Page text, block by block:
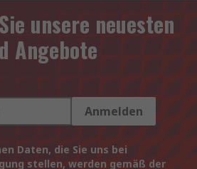
unsere neuesten
Angebote
Anmelden
Daten, die Sie uns bei
stellen, werden gemäß der